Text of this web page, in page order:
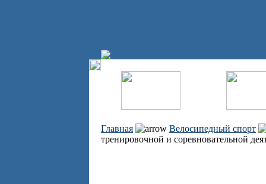
Главная
Велосипедный спорт
тренировочной и соревновательной